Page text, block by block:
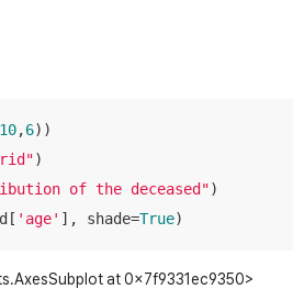
10,6))
)
of the deceased")
'age' ], shade=True)
at 0x7f9331ec9350>